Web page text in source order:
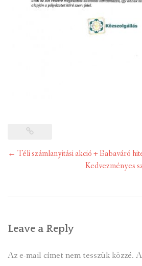
Post
← Téli számlanyitási akció + Babaváró
Kedvezményes
Leave a Reply
Az e-mail címet nem tesszük közzé.